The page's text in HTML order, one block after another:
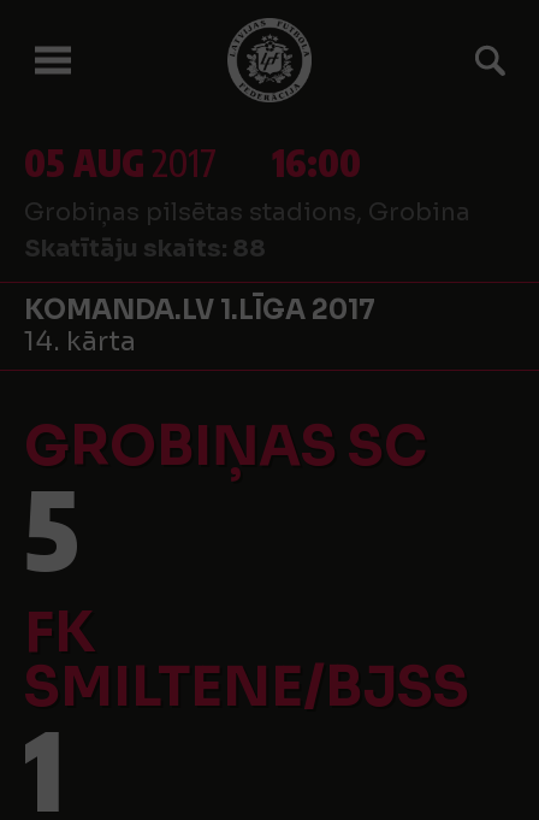
05 AUG2017 16:00
Grobiņas pilsētas stadions, Grobina
Skatītāju skaits: 88
KOMANDA.LV 1.LĪGA 2017
14. kārta
GROBIŅAS SC
5
FK
SMILTENE/BJSS
1